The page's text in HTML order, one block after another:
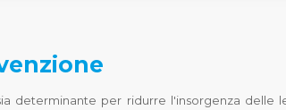
determinante per ridurre l'insorgenza delle